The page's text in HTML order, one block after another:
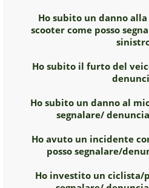
Ho subito un danno
scooter come posso
Ho subito il furto del
Ho subito un danno al
segnalare/
Ho avuto un incidente
posso segnalare/
Ho investito un ciclista/